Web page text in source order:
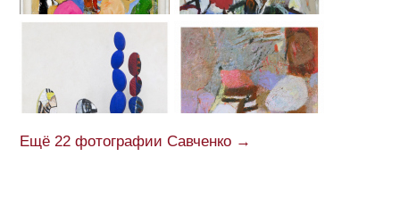
Ещё 22 фотографии Савченко →